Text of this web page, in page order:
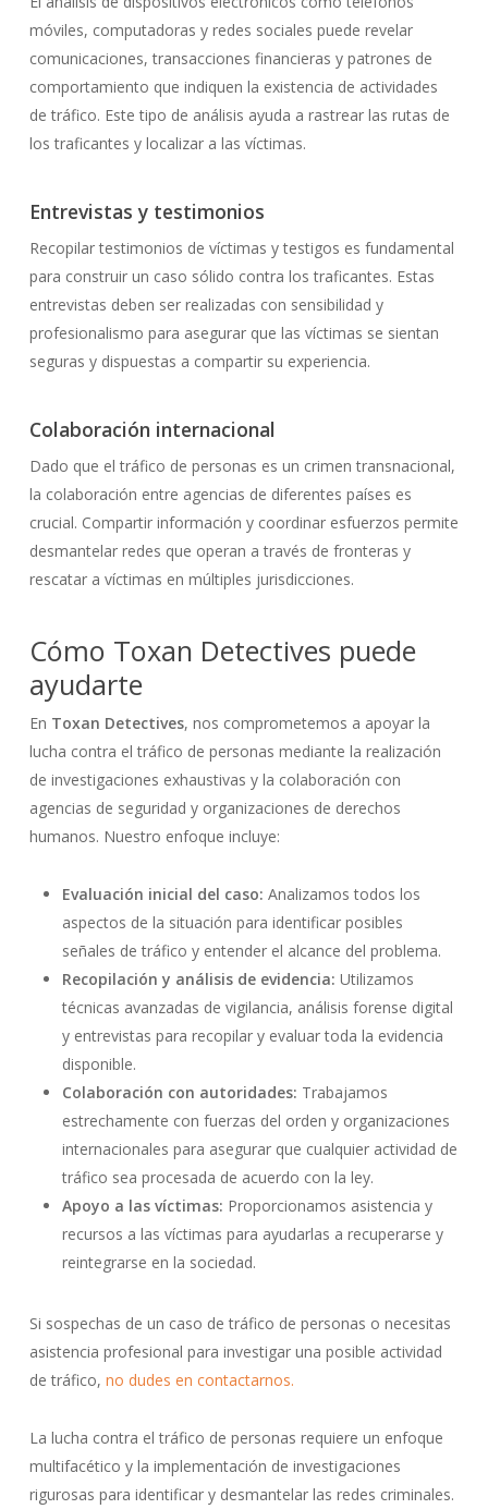
móviles, computadoras y redes sociales puede revelar
comunicaciones, transacciones financieras y patrones de
comportamiento que indiquen la existencia de actividades
de tráfico. Este tipo de análisis ayuda a rastrear las rutas de
los traficantes y localizar a las víctimas.
Entrevistas y testimonios
Recopilar testimonios de víctimas y testigos es fundamental
para construir un caso sólido contra los traficantes. Estas
entrevistas deben ser realizadas con sensibilidad y
profesionalismo para asegurar que las víctimas se sientan
seguras y dispuestas a compartir su experiencia.
Colaboración internacional
Dado que el tráfico de personas es un crimen transnacional,
la colaboración entre agencias de diferentes países es
crucial. Compartir información y coordinar esfuerzos permite
desmantelar redes que operan a través de fronteras y
rescatar a víctimas en múltiples jurisdicciones.
Cómo Toxan Detectives puede
ayudarte
En Toxan Detectives, nos comprometemos a apoyar la
lucha contra el tráfico de personas mediante la realización
de investigaciones exhaustivas y la colaboración con
agencias de seguridad y organizaciones de derechos
humanos. Nuestro enfoque incluye:
Evaluación inicial del caso: Analizamos todos los
aspectos de la situación para identificar posibles
señales de tráfico y entender el alcance del problema.
Recopilación y análisis de evidencia: Utilizamos
técnicas avanzadas de vigilancia, análisis forense digital
y entrevistas para recopilar y evaluar toda la evidencia
disponible.
Colaboración con autoridades: Trabajamos
estrechamente con fuerzas del orden y organizaciones
internacionales para asegurar que cualquier actividad de
tráfico sea procesada de acuerdo con la ley.
Apoyo a las víctimas: Proporcionamos asistencia y
recursos a las víctimas para ayudarlas a recuperarse y
reintegrarse en la sociedad.
Si sospechas de un caso de tráfico de personas o necesitas
asistencia profesional para investigar una posible actividad
de tráfico, no dudes en contactarnos.
La lucha contra el tráfico de personas requiere un enfoque
multifacético y la implementación de investigaciones
rigurosas para identificar y desmantelar las redes criminales.